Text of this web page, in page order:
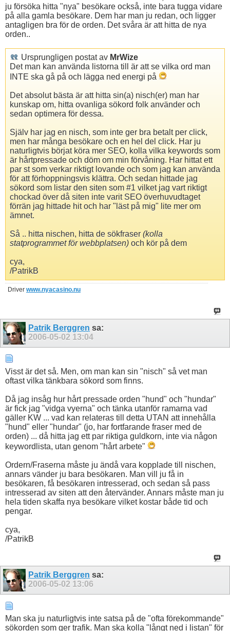
ju försöka hitta "nya" besökare också, inte bara tugga vidare
på alla gamla besökare. Dem har man ju redan, och ligger
antagligen bra för de orden. Det svåra är att hitta de nya
orden..
Ursprungligen postat av MrWize
Det man kan använda listorna till är att se vilka ord man
INTE ska gå på och lägga ned energi på
Det absolut bästa är att hitta sin(a) nisch(er) man har
kunskap om, hitta ovanliga sökord folk använder och
sedan optimera för dessa.
Själv har jag en nisch, som inte ger bra betalt per click,
men har många besökare och en hel del click. Har ju
naturligtvis börjat köra mer SEO, kolla vilka keywords som
är hårtpressade och döm om min förvåning. Har hittat ett
par st som verkar riktigt lovande och som jag kan använda
för att förhoppningsvis klättra. Och sedan hittade jag
sökord som listar den siten som #1 vilket jag vart riktigt
chockad över då siten inte varit SEO överhuvudtaget
förrän jag hittade hit och har "läst på mig" lite mer om
ämnet.
Så .. hitta nischen, hitta de sökfraser (kolla
statprogrammet för webbplatsen) och kör på dem
cya,
/PatrikB
Driver www.nyacasino.nu
Patrik Berggren sa:
2006-05-02 13:04
Visst är det så. Men, om man kan sin "nisch" så vet man
oftast vilka tänkbara sökord som finns.
Då jag insåg hur hårt pressade orden "hund" och "hundar"
är fick jag "vidga vyerna" och tänka utanför ramarna vad
gäller KW ... vad kan relateras till detta UTAN att innehålla
"hund" eller "hundar" (jo, har fortfarande fraser med de
orden) ... då hitta jag ett par riktiga guldkorn, inte via någon
keywordlista, utan genom "hårt arbete"
Ordern/Fraserna måste ju ändå vara kopplade till nischen,
annars vänder ju bara besökaren. Man vill ju få in
besökaren, få besökaren intresserad, och sedan så pass
intresserad av siten att den återvänder. Annars måste man ju
hela tiden skaffa nya besökare vilket kostar både tid och
pengar.
cya,
/PatrikB
Patrik Berggren sa:
2006-05-02 13:06
Man ska ju naturligtvis inte satsa på de "ofta förekommande"
sökorden som ger trafik. Man ska kolla "långt ned i listan" för